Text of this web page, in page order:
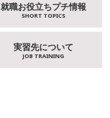
就職お役立ちプチ情報
SHORT TOPICS
実習先について
JOB TRAINING